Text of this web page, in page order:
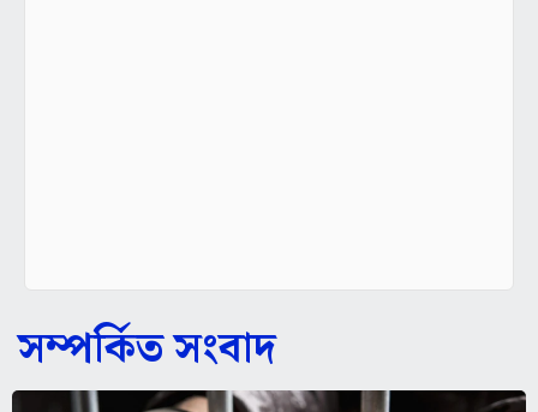
সম্পর্কিত সংবাদ